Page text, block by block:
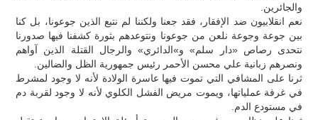
والجائرين.
نعم انقلابيون ضد الإفقار، فقد جعنا ولكننا لم نتبع الذين جوعونا، بل كنا
بين جوعة وجوعة نلعن من جوعونا ونتوعدهم بثورة كشفنا فيها صدورنا
نتحدى رصاص «دار سلم» و»الدائري» والرجال القتلة الذين آواهم
ونصرهم زبانية علي محسن الأحمر رئيس جمهورية الظل والضالين.
ثرنا على المشافي التي تموت فيها عاسرة الولادة لأنه لا وجود لمشرط
في غرفة عملياتها، ويموت مريض الفشل الكلوي لأنه لا وجود لقربة دم
في مستودع الدم.